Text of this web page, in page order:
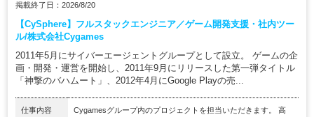
掲載終了日：2026/8/20
【CySphere】フルスタックエンジニア／ゲーム開発支援・社内ツー
ル/株式会社Cygames
2011年5月にサイバーエージェントグループとして設立。 ゲームの企
画・開発・運営を開始し、2011年9月にリリースした第一弾タイトル
「神撃のバハムート」、2012年4月にGoogle Playの売...
仕事内容
Cygamesグループ内のプロジェクトを担当いただきます。 高